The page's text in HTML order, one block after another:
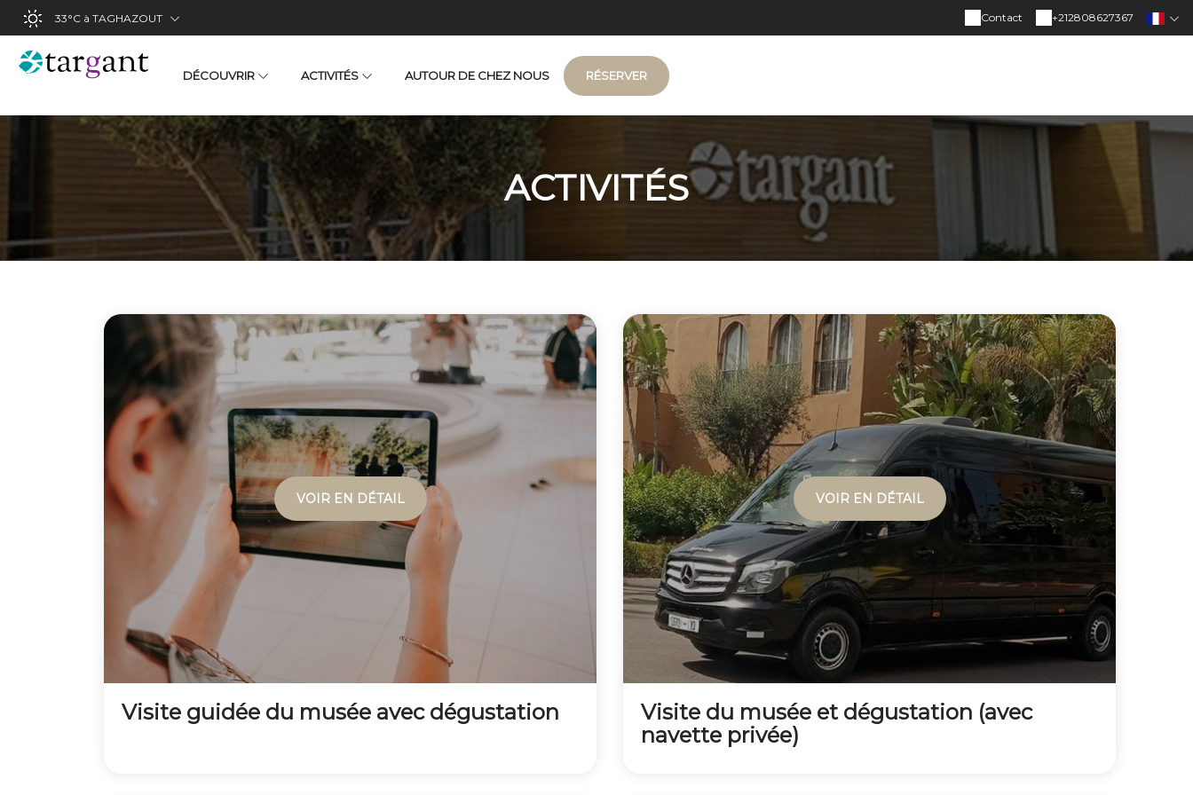
33°C à TAGHAZOUT +212808627367
Contact
DÉCOUVRIR
Le Restaurant du Musée de l'Argan !
ACTIVITÉS
Billeterie - Visites
Expériences autour de l'Argan
Excursions
AUTOUR DE CHEZ NOUS RÉSERVER
ACTIVITÉS
VOIR EN DÉTAIL
Visite guidée du musée avec dégustation
VOIR EN DÉTAIL
Visite du musée et dégustation (avec
navette privée)